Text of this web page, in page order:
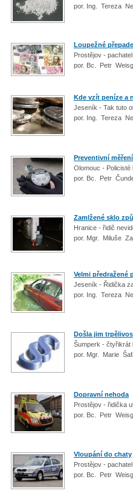
por. Ing. Tereza
Loupežné
Prostějov -
por. Bc. Petr
Kde vzít peníze a
Jeseník - Tak tuto
por. Ing. Tereza
Preventivní
Olomouc -
por. Bc. Petr
Zamlžené sklo
Hranice - řidič
por. Mgr. Miluše
Velmi předražené
Jeseník - Řidička
por. Ing. Tereza
Došla jim
Šumperk - čtyřikrát
por. Mgr. Marie
Dopravní nehoda
Prostějov - řidička
por. Bc. Petr
Vloupání do chaty
Prostějov -
por. Bc. Petr